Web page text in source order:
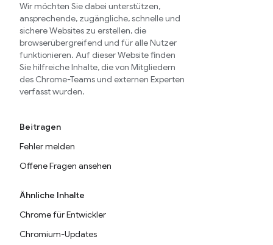
Wir möchten Sie dabei unterstützen,
ansprechende, zugängliche, schnelle und
sichere Websites zu erstellen, die
browserübergreifend und für alle Nutzer
funktionieren. Auf dieser Website finden
Sie hilfreiche Inhalte, die von Mitgliedern
des Chrome-Teams und externen Experten
verfasst wurden.
Beitragen
Fehler melden
Offene Fragen ansehen
Ähnliche Inhalte
Chrome für Entwickler
Chromium-Updates